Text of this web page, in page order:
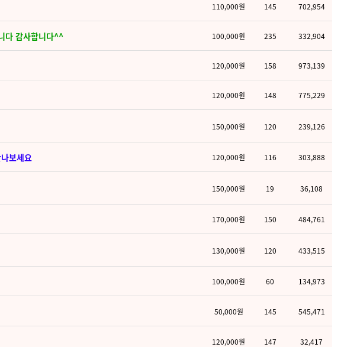
110,000원 145 702,954
다 감사합니다^^ 100,000원 235 332,904
120,000원 158 973,139
120,000원 148 775,229
150,000원 120 239,126
보세요 120,000원 116 303,888
150,000원 19 36,108
170,000원 150 484,761
130,000원 120 433,515
100,000원 60 134,973
50,000원 145 545,471
120,000원 147 32,417